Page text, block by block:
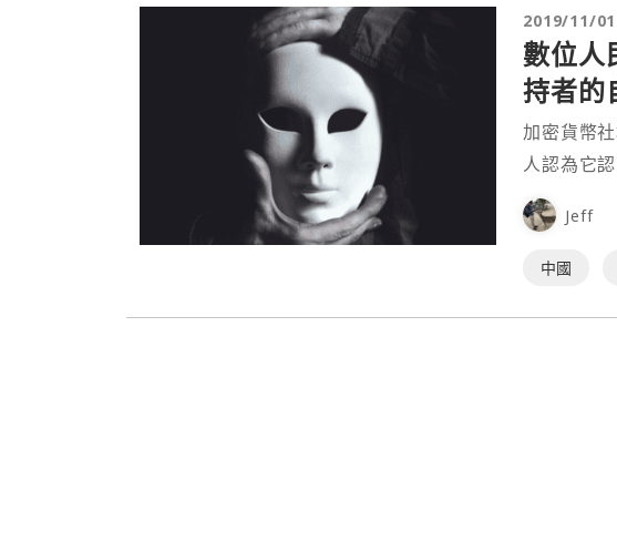
2019/11/01
數位人
持者的
加密貨幣
人認為它
為意，認
貨幣的反威
中國當局
Jeff
中國